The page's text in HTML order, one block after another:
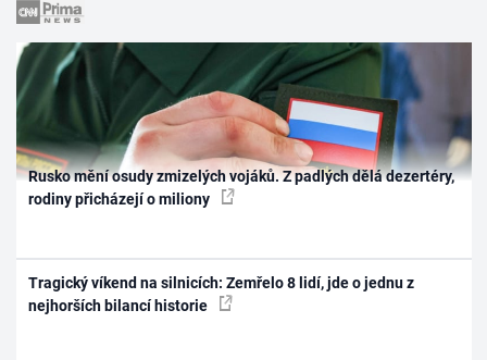
Rusko mění osudy zmizelých vojáků. Z padlých dělá dezertéry,
rodiny přicházejí o miliony
Tragický víkend na silnicích: Zemřelo 8 lidí, jde o jednu z
nejhorších bilancí historie